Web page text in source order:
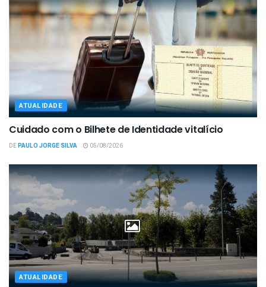
ATUALIDADE
Cuidado com o Bilhete de Identidade vitalício
DEPAULO JORGE SILVA 05/08/2026
ATUALIDADE